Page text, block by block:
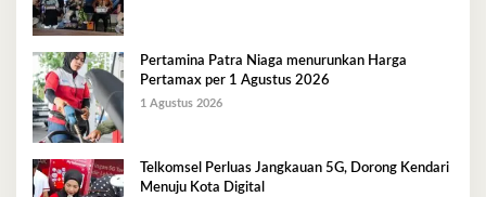
Pertamina Patra Niaga menurunkan Harga
Pertamax per 1 Agustus 2026
1 Agustus 2026
Telkomsel Perluas Jangkauan 5G, Dorong Kendari
Menuju Kota Digital